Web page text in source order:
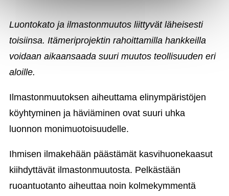
Luontokato ja ilmastonmuutos liittyvät läheisesti
toisiinsa. Itämeriprojektin rahoittamilla hankkeilla
voidaan aikaansaada suuri muutos teollisuuden eri
aloille.
Ilmastonmuutoksen aiheuttama elinympäristöjen
köyhtyminen ja häviäminen ovat suuri uhka
luonnon monimuotoisuudelle.
Ihmisen ilmakehään päästämät kasvihuonekaasut
kiihdyttävät ilmastonmuutosta. Pelkästään
ruoantuotanto aiheuttaa noin kolmekymmentä